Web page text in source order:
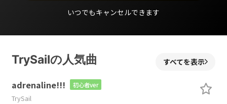
いつでもキャンセルできます
TrySailの人気曲 すべてを表示
adrenaline!!! 初心者ver
TrySail